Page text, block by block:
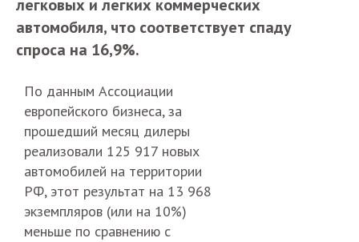
легковых и легких коммерческих
автомобиля, что соответствует спаду
спроса на 16,9%.
По данным Ассоциации
европейского бизнеса, за
прошедший месяц дилеры
реализовали 125 917 новых
автомобилей на территории
РФ, этот результат на 13 968
экземпляров (или на 10%)
меньше по сравнению с